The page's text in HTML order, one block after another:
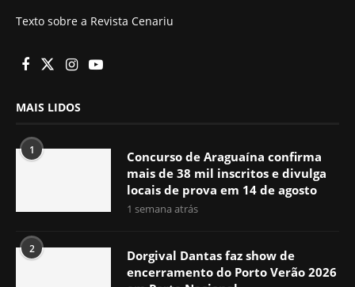
Texto sobre a Revista Cenariu
MAIS LIDOS
1
Concurso de Araguaína confirma
mais de 38 mil inscritos e divulga
locais de prova em 14 de agosto
1 semana atrás
2
Dorgival Dantas faz show de
encerramento do Porto Verão 2026